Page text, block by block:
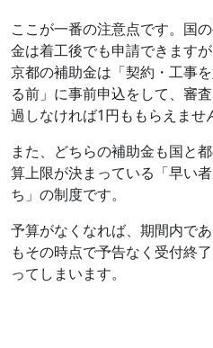
ここが一番の注意点です。国
金は着工後でも申請できます
京都の補助金は「契約・工事
る前」に事前申込をして、審
過しなければ1円ももらえませ
また、どちらの補助金も国と
算上限が決まっている「早い
ち」の制度です。
予算がなくなれば、期間内で
もその時点で予告なく受付終
ってしまいます。